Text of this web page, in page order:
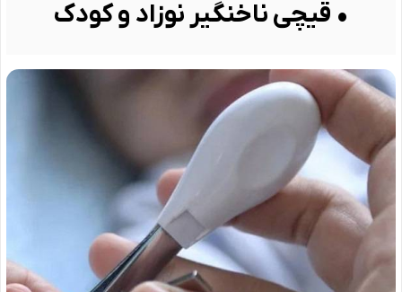
• قیچی ناخنگیر نوزاد و کودک